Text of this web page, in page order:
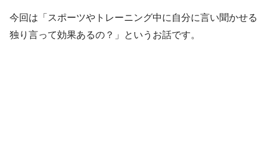
今回は「スポーツやトレーニング中に自分に言い聞かせる
独り言って効果あるの？」というお話です。